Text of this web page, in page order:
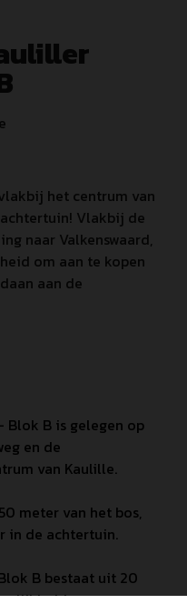
het centrum van
Vlakbij de
naar Valkenswaard,
om aan te kopen
aan de
B is gelegen op
en de
van Kaulille.
meter van het bos,
in de achtertuin.
B bestaat uit 20
om een